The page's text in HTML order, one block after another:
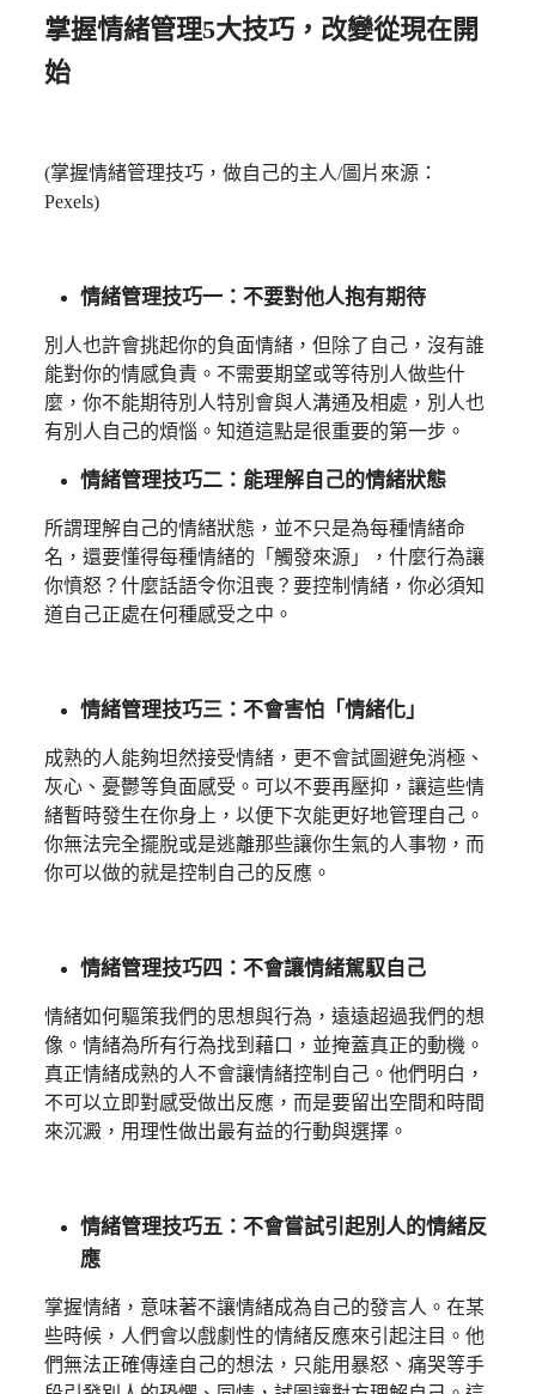
掌握情緒管理5大技巧，改變從現在開
始
(掌握情緒管理技巧，做自己的主人/圖片來源：
Pexels)
情緒管理技巧一：不要對他人抱有期待
別人也許會挑起你的負面情緒，但除了自己，沒有誰
能對你的情感負責。不需要期望或等待別人做些什
麼，你不能期待別人特別會與人溝通及相處，別人也
有別人自己的煩惱。知道這點是很重要的第一步。
情緒管理技巧二：能理解自己的情緒狀態
所謂理解自己的情緒狀態，並不只是為每種情緒命
名，還要懂得每種情緒的「觸發來源」，什麼行為讓
你憤怒？什麼話語令你沮喪？要控制情緒，你必須知
道自己正處在何種感受之中。
情緒管理技巧三：不會害怕「情緒化」
成熟的人能夠坦然接受情緒，更不會試圖避免消極、
灰心、憂鬱等負面感受。可以不要再壓抑，讓這些情
緒暫時發生在你身上，以便下次能更好地管理自己。
你無法完全擺脫或是逃離那些讓你生氣的人事物，而
你可以做的就是控制自己的反應。
情緒管理技巧四：不會讓情緒駕馭自己
情緒如何驅策我們的思想與行為，遠遠超過我們的想
像。情緒為所有行為找到藉口，並掩蓋真正的動機。
真正情緒成熟的人不會讓情緒控制自己。他們明白，
不可以立即對感受做出反應，而是要留出空間和時間
來沉澱，用理性做出最有益的行動與選擇。
情緒管理技巧五：不會嘗試引起別人的情緒反
應
掌握情緒，意味著不讓情緒成為自己的發言人。在某
些時候，人們會以戲劇性的情緒反應來引起注目。他
們無法正確傳達自己的想法，只能用暴怒、痛哭等手